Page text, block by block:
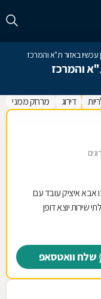
עכשיו באזור ת"א והמרכז
והמרכז
דירוג מרחק ממני
איציק עובד עם
שירות יוצא דופן
וזאת ממש בזול.
מעולה. כמו כן ביקרתי בחנות שלהם
המון דברים
הרכב 46.
שלח וואטסאפ